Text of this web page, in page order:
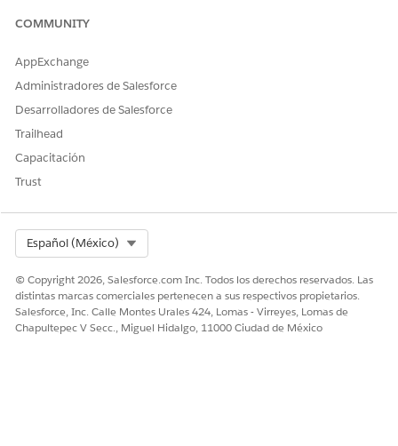
COMMUNITY
AppExchange
Administradores de Salesforce
Desarrolladores de Salesforce
Trailhead
Capacitación
Trust
Español (México)
© Copyright 2026, Salesforce.com Inc. Todos los derechos reservados. Las
distintas marcas comerciales pertenecen a sus respectivos propietarios.
Salesforce, Inc. Calle Montes Urales 424, Lomas - Virreyes, Lomas de
Chapultepec V Secc., Miguel Hidalgo, 11000 Ciudad de México